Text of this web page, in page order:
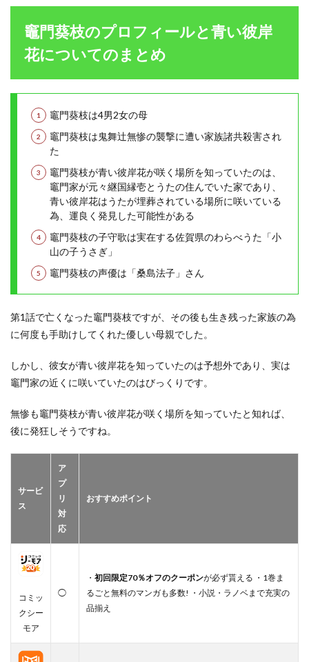
竈門葵枝のプロフィールと青い彼岸
花についてのまとめ
竈門葵枝は4男2女の母
竈門葵枝は鬼舞辻無惨の襲撃に遭い家族諸共殺害され
た
竈門葵枝が青い彼岸花が咲く場所を知っていたのは、
竈門家が元々継国縁壱とうたの住んでいた家であり、
青い彼岸花はうたが埋葬されている場所に咲いている
為、運良く発見した可能性がある
竈門葵枝の子守歌は実在する佐賀県のわらべうた「小
山の子うさぎ」
竈門葵枝の声優は「桑島法子」さん
第1話で亡くなった竈門葵枝ですが、その後も生き残った家族の為
に何度も手助けしてくれた優しい母親でした。
しかし、彼女が青い彼岸花を知っていたのは予想外であり、実は
竈門家の近くに咲いていたのはびっくりです。
無惨も竈門葵枝が青い彼岸花が咲く場所を知っていたと知れば、
後に発狂しそうですね。
サービ
ス
ア
プ
リ
対
応
おすすめポイント
コミッ
クシー
モア
◯
・ 初回限定70％オフのクーポンが必ず貰える ・1巻ま
るごと無料のマンガも多数! ・小説・ラノベまで充実の
品揃え